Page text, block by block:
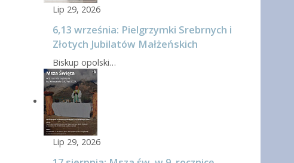
Lip 29, 2026
6,13 września: Pielgrzymki Srebrnych i
Złotych Jubilatów Małżeńskich
Biskup opolski…
Lip 29, 2026